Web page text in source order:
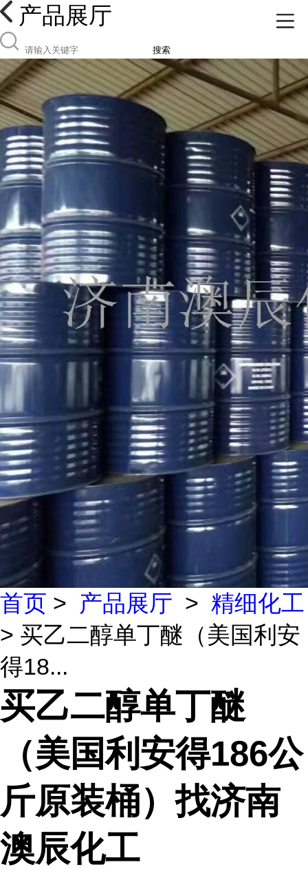
产品展厅
搜索
首页 > 产品展厅 > 精细化工
> 买乙二醇单丁醚（美国利安
得18...
买乙二醇单丁醚
（美国利安得186公
斤原装桶）找济南
澳辰化工